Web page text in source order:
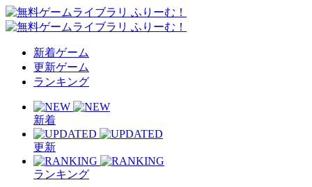
新着ゲーム
更新ゲーム
ランキング
新着
更新
ランキング